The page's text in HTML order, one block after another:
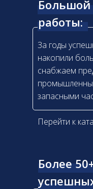
Большой
работы:
Более
За годы
накопили
снабжаем
запасными
Перейти к